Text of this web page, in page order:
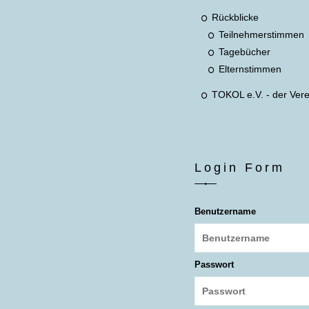
Rückblicke
Teilnehmerstimmen
Tagebücher
Elternstimmen
TOKOL e.V. - der
Login Form
Benutzername
Passwort